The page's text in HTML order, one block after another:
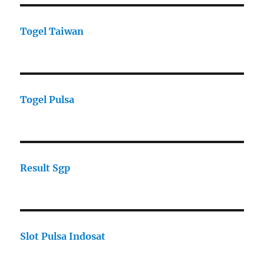
Togel Taiwan
Togel Pulsa
Result Sgp
Slot Pulsa Indosat